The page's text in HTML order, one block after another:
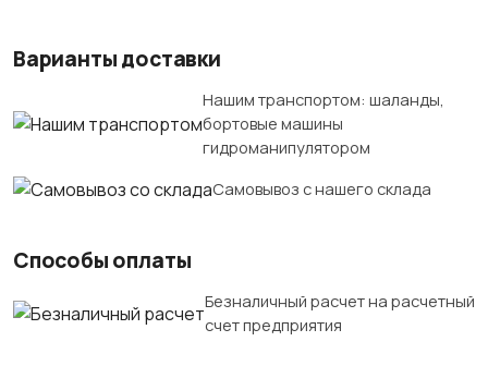
Варианты доставки
Нашим транспортом: шаланды,
бортовые машины
гидроманипулятором
Самовывоз с нашего склада
Способы оплаты
Безналичный расчет на расчетный
счет предприятия